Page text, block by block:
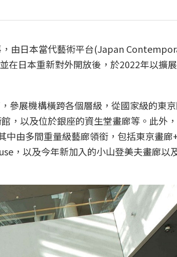
，由日本當代藝術平台(Japan
日本重新對外開放後，於2022年以擴
參展機構橫跨各個層級，從國家級的東
，以及位於銀座的資生堂畫廊等。此外
由多間重量級藝廊領銜，包括東京畫廊
，以及今年新加入的小山登美夫畫廊以